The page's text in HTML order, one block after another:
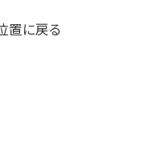
置に戻る